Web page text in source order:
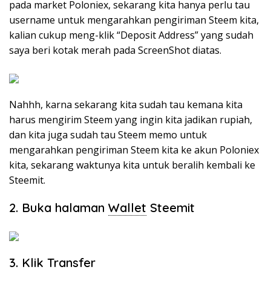
pada market Poloniex, sekarang kita hanya perlu tau
username untuk mengarahkan pengiriman Steem kita,
kalian cukup meng-klik “Deposit Address” yang sudah
saya beri kotak merah pada ScreenShot diatas.
Nahhh, karna sekarang kita sudah tau kemana kita
harus mengirim Steem yang ingin kita jadikan rupiah,
dan kita juga sudah tau Steem memo untuk
mengarahkan pengiriman Steem kita ke akun Poloniex
kita, sekarang waktunya kita untuk beralih kembali ke
Steemit.
2. Buka halaman Wallet Steemit
3. Klik Transfer